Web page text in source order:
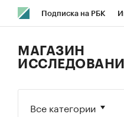
Подписка на РБК
Исследования
МАГАЗИН
Все категории